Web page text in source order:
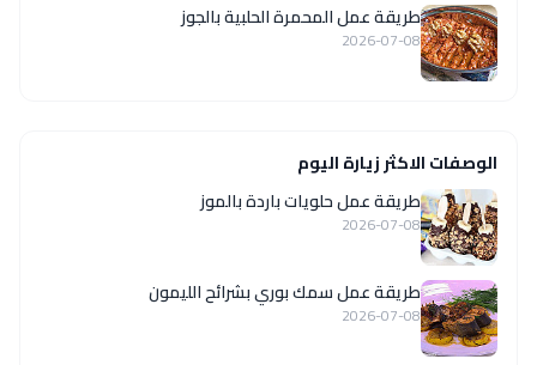
طريقة عمل المحمرة الحلبية بالجوز
2026-07-08
الوصفات الاكثر زيارة اليوم
طريقة عمل حلويات باردة بالموز
2026-07-08
طريقة عمل سمك بوري بشرائح الليمون
2026-07-08